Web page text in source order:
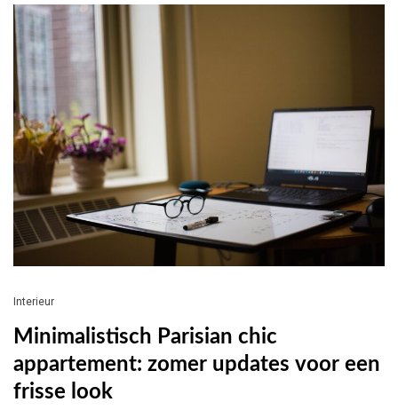
Interieur
Minimalistisch Parisian chic
appartement: zomer updates voor een
frisse look